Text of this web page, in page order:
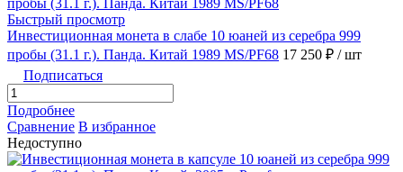
Быстрый просмотр
Инвестиционная монета в слабе 10 юаней из серебра 999
пробы (31.1 г.). Панда. Китай 1989 MS/PF68 17 250 ₽ / шт
Подписаться
Подробнее
Сравнение В избранное
Недоступно